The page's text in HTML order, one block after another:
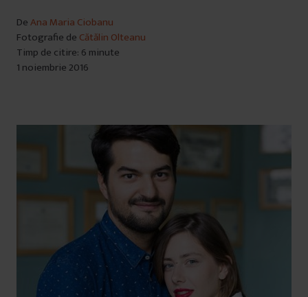
DeAna Maria Ciobanu
Fotografie de Cătălin Olteanu
Timp de citire: 6 minute
1 noiembrie 2016